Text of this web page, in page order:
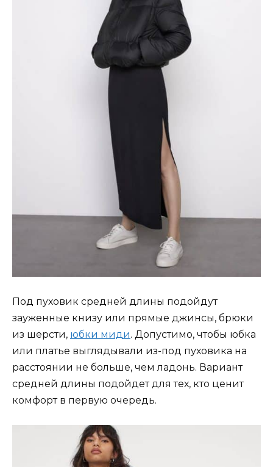
Под пуховик средней длины подойдут
зауженные книзу или прямые джинсы, брюки
из шерсти, юбки миди. Допустимо, чтобы юбка
или платье выглядывали из-под пуховика на
расстоянии не больше, чем ладонь. Вариант
средней длины подойдет для тех, кто ценит
комфорт в первую очередь.